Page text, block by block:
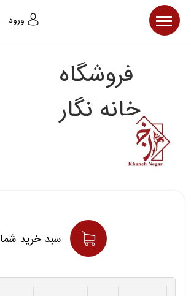
صفحه اصلی
محصولات
ورود
فروشگاه
خانه نگار
سبد خريد شما